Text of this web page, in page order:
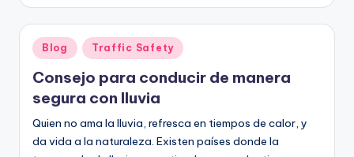
Publicado
en
Blog Traffic Safety
Consejo para conducir de manera
segura con lluvia
Quien no ama la lluvia, refresca en tiempos de calor, y
da vida a la naturaleza. Existen países donde la